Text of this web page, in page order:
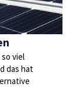
viel
das hat